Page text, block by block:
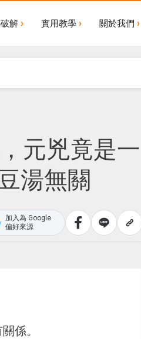
解 實用教學 關於我們
元兇竟是一
湯無關
加入為 Google
偏好來源
係。